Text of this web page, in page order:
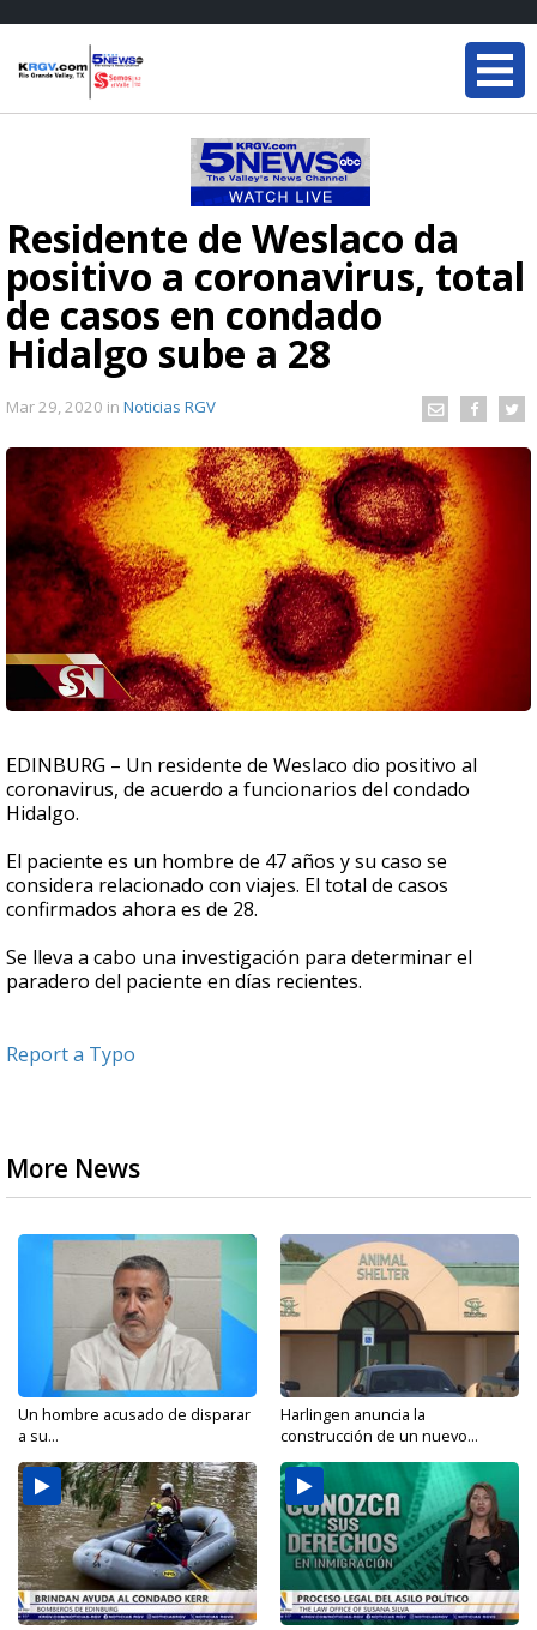
Residente de Weslaco da
positivo a coronavirus, total
de casos en condado
Hidalgo sube a 28
Mar 29, 2020 in Noticias RGV
EDINBURG – Un residente de Weslaco dio positivo al
coronavirus, de acuerdo a funcionarios del condado
Hidalgo.
El paciente es un hombre de 47 años y su caso se
considera relacionado con viajes. El total de casos
confirmados ahora es de 28.
Se lleva a cabo una investigación para determinar el
paradero del paciente en días recientes.
Report a Typo
More News
Un hombre acusado de disparar
a su...
Harlingen anuncia la
construcción de un nuevo...